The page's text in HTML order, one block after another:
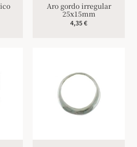
Aro gordo irregular
25x15mm
4,35€